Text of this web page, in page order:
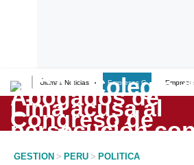
Últimas Noticias Empresas G
Lo último
Peru Quiosco
GESTION > PERU > POLITICA